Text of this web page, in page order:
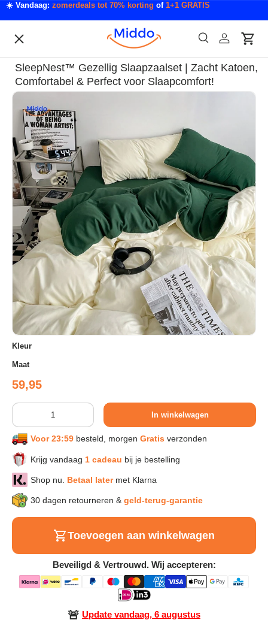
Ga naar inhoud
☀️ Vandaag: zomerdeals tot 70% korting of 1+1 GRATIS
Zoeken
Acties
ZoekenInloggen
Acties & Deals
Slaapkamer & Badkamer
Mode & Accessoires
Tech & Gadgets
Auto & Klussen
Tuin & Outdoor
Sport & Herstel
Wonen & Interieur
Huisdieren
Huishouden & Schoonmaak
Keuken & Koken
Verlichting & Sfeer
Alle Producten
Alle collecties
SleepNest™ Gezellig Slaapzaalset | Zacht Katoen,
Comfortabel & Perfect voor Slaapcomfort!
Ga direct naar productinformatie
Kleur
Maat
Reguliere prijs
59,95
Aantal
In winkelwagen
Voor 23:59 besteld, morgen Gratis verzonden
Krijg vandaag 1 cadeau bij je bestelling
Shop nu. Betaal latermet Klarna
30 dagen retourneren & geld-terug-garantie
Toevoegen aan winkelwagen
Beveiligd & Vertrouwd. Wij accepteren:
🚨 Update vandaag, 6 augustus